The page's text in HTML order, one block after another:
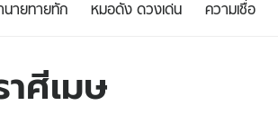
ทย
นายทายทัก หมอดัง ดวงเด่น ความเชื่อ
ศีเมษ